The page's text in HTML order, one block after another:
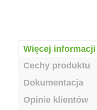
Więcej informacji
Cechy produktu
Dokumentacja
Opinie klientów